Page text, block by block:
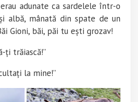
adunate ca sardelele într-o
albă, mânată din spate de un
Gioni, băi, păi tu ești grozav!
ți trăiască!”
la mine!”